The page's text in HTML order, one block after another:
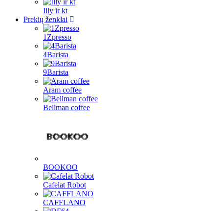
Illy ir kt
Prekių ženklai
1Zpresso
4Barista
9Barista
Aram coffee
Bellman coffee
BOOKOO
Cafelat Robot
CAFFLANO